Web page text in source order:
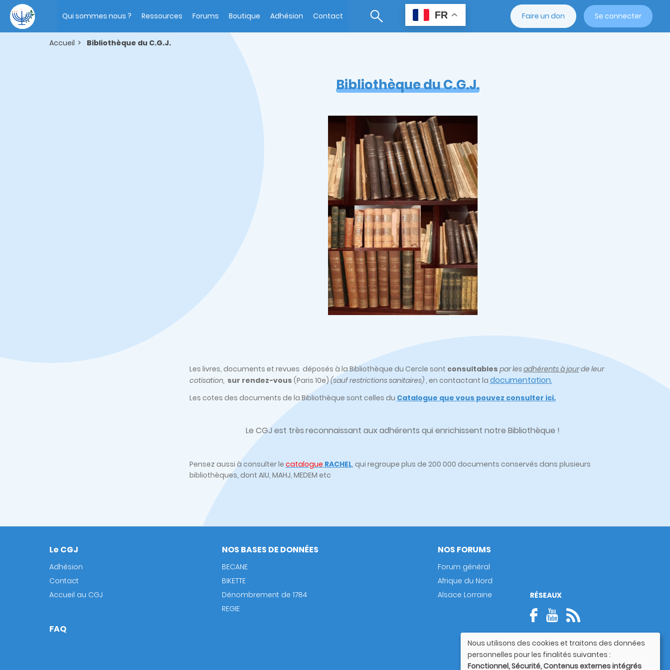
contenu
principal
navigation
Qui sommes nous ? Ressources Forums Boutique Adhésion Contact FR Faire un don Se connecter
Accueil Bibliothèque du C.G.J.
Bibliothèque du C.G.J.
Les livres, documents et revues déposés à la Bibliothèque du Cercle sont consultables par lesadhérents à jourde leur
cotisation, sur rendez-vous (Paris 10e)(sauf restrictions sanitaires), en contactant la documentation.
Les cotes des documents de la Bibliothèque sont celles du Catalogue que vous pouvez consulter ici.
Le CGJ est trèsreconnaissant aux adhérents qui enrichissent notre Bibliothèque !
Pensez aussi à consulter le catalogue RACHEL, qui regroupe plus de 200 000 documents conservés dans plusieurs
bibliothèques, dont AIU, MAHJ, MEDEM etc
Footer
Le CGJ
Adhésion
Contact
Accueil au CGJ
NOS BASES DE DONNÉES
BECANE
BIKETTE
Dénombrement de 1784
REGIE
NOS FORUMS
Forum général
Afrique du Nord
Alsace Lorraine
FAQ
RÉSEAUX
Utilisation
des
Nous utilisons des cookies et traitons des données
personnelles pour les finalités suivantes :
Fonctionnel, Sécurité, Contenus externes intégrés